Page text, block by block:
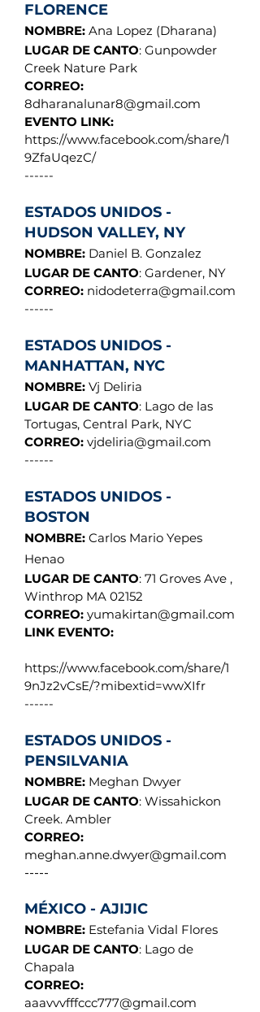
FLORENCE
NOMBRE: Ana Lopez (Dharana)
LUGAR DE CANTO: Gunpowder
Creek Nature Park
CORREO:
8dharanalunar8@gmail.com
EVENTO LINK:
https://www.facebook.com/share/1
9ZfaUqezC/
------
ESTADOS UNIDOS -
HUDSON VALLEY, NY
NOMBRE: Daniel B. Gonzalez
LUGAR DE CANTO: Gardener, NY
CORREO: nidodeterra@gmail.com
------
ESTADOS UNIDOS -
MANHATTAN, NYC
NOMBRE: Vj Deliria
LUGAR DE CANTO: Lago de las
Tortugas, Central Park, NYC
CORREO: vjdeliria@gmail.com
------
ESTADOS UNIDOS -
BOSTON
NOMBRE: Carlos Mario Yepes
Henao
LUGAR DE CANTO: 71 Groves Ave ,
Winthrop MA 02152
CORREO: yumakirtan@gmail.com
LINK EVENTO:
https://www.facebook.com/share/1
9nJz2vCsE/?mibextid=wwXIfr
------
ESTADOS UNIDOS -
PENSILVANIA
NOMBRE: Meghan Dwyer
LUGAR DE CANTO: Wissahickon
Creek. Ambler
CORREO:
meghan.anne.dwyer@gmail.com
-----
MÉXICO - AJIJIC
NOMBRE: Estefania Vidal Flores
LUGAR DE CANTO: Lago de
Chapala
CORREO:
aaavvvfffccc777@gmail.com